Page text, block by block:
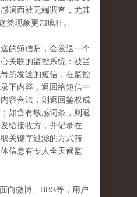
词而被无端调查，尤其
类现象更加疯狂。
的短信后，会发送一个
关联的监控系统：被当
所发送的短信，在监控
下内容，返回给短信中
容合法，则返回鉴权成
如含有敏感词条，则返
给接收方，并记录在
关键字过滤的方式筛
信息有专人全天候监
向微博、BBS等，用户